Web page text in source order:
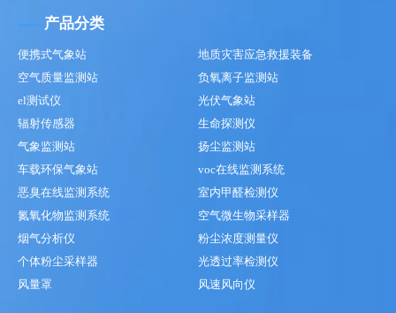
产品分类
便携式气象站
地质灾害应急救援装备
空气质量监测站
负氧离子监测站
el测试仪
光伏气象站
辐射传感器
生命探测仪
气象监测站
扬尘监测站
车载环保气象站
voc在线监测系统
恶臭在线监测系统
室内甲醛检测仪
氮氧化物监测系统
空气微生物采样器
烟气分析仪
粉尘浓度测量仪
个体粉尘采样器
光透过率检测仪
风量罩
风速风向仪